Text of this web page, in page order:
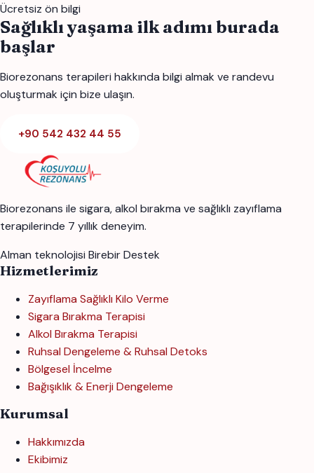
Ücretsiz ön bilgi
Sağlıklı yaşama ilk adımı burada
başlar
Biorezonans terapileri hakkında bilgi almak ve randevu
oluşturmak için bize ulaşın.
+90 542 432 44 55
Biorezonans ile sigara, alkol bırakma ve sağlıklı zayıflama
terapilerinde 7 yıllık deneyim.
Alman teknolojisi Birebir Destek
Hizmetlerimiz
Zayıflama Sağlıklı Kilo Verme
Sigara Bırakma Terapisi
Alkol Bırakma Terapisi
Ruhsal Dengeleme & Ruhsal Detoks
Bölgesel İncelme
Bağışıklık & Enerji Dengeleme
Kurumsal
Hakkımızda
Ekibimiz